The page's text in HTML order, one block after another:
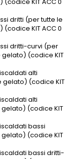
KIT ACC 0
dritti (per tutte le
KIT ACC 0
dritti-curvi (per
gelato) (codice KIT
alti
gelato) (codice KIT
alti
(codice KIT
bassi
(codice KIT
bassi dritti-